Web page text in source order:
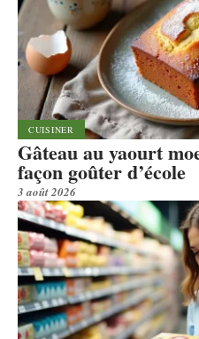
CUISINER
Gâteau au yaourt
façon goûter d’école
3 août 2026